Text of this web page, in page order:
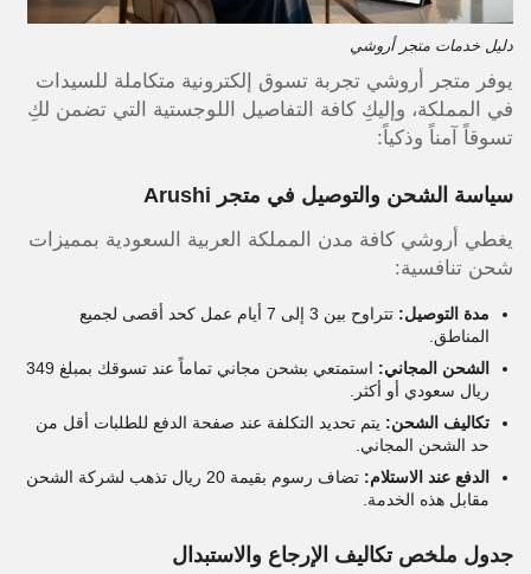
دليل خدمات متجر أروشي
يوفر متجر أروشي تجربة تسوق إلكترونية متكاملة للسيدات
في المملكة، وإليكِ كافة التفاصيل اللوجستية التي تضمن لكِ
تسوقاً آمناً وذكياً:
سياسة الشحن والتوصيل في متجر Arushi
يغطي أروشي كافة مدن المملكة العربية السعودية بمميزات
شحن تنافسية:
مدة التوصيل: تتراوح بين 3 إلى 7 أيام عمل
كحد أقصى لجميع
المناطق.
الشحن المجاني: استمتعي بشحن مجاني تماماً عند تسوقك بمبلغ 349
ريال سعودي أو أكثر.
تكاليف الشحن: يتم تحديد التكلفة عند صفحة الدفع للطلبات أقل من
حد الشحن المجاني.
الدفع عند الاستلام: تضاف رسوم بقيمة 20 ريال
تذهب لشركة الشحن
مقابل هذه الخدمة.
جدول ملخص تكاليف الإرجاع والاستبدال